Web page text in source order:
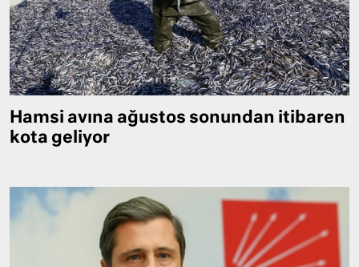
Hamsi avına ağustos sonundan itibaren
kota geliyor